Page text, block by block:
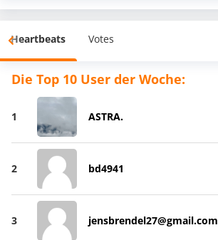
Heartbeats Votes
Die Top 10 User der Woche:
1 ASTRA.
2 bd4941
3 jensbrendel27@gmail.com